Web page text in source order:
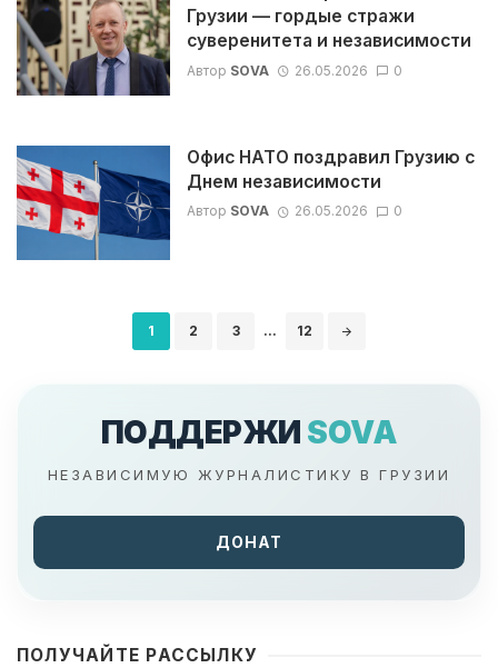
Грузии — гордые стражи
суверенитета и независимости
Автор SOVA 26.05.2026 0
Офис НАТО поздравил Грузию с
Днем независимости
Автор SOVA 26.05.2026 0
1 2 3 ... 12
ПОДДЕРЖИ SOVA
НЕЗАВИСИМУЮ ЖУРНАЛИСТИКУ В ГРУЗИИ
ДОНАТ
ПОЛУЧАЙТЕ РАССЫЛКУ